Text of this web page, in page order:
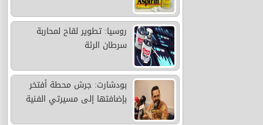
روسيا: تطوير لقاح لمحاربة
سرطان الرئة
بودشارت: جرش محطة أفتخر
بإضافتها إلى مسيرتي الفنية